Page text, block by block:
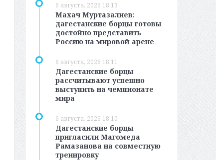
6 августа, 2026 18:13
Махач Муртазалиев:
дагестанские борцы готовы
достойно представить
Россию на мировой арене
6 августа, 2026 18:11
Дагестанские борцы
рассчитывают успешно
выступить на чемпионате
мира
6 августа, 2026 18:10
Дагестанские борцы
пригласили Магомеда
Рамазанова на совместную
тренировку